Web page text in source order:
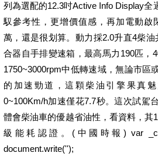
列為選配的12.3吋Active Info Display全
馭參考性，更增價值感，再加電動啟
萬，還是很划算。動力採2.0升直4柴
合器自手排變速箱，最高馬力190匹，
1750~3000rpm中低轉速域，無論市區
的加速勁道，這顆柴油引擎果真
0~100Km/h加速僅花7.7秒。這次試駕
體會柴油車的優越省油性，看資料，其
級能耗認證。(中國時報) var _c
document.write('');